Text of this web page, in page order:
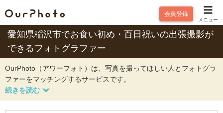
会員登録
メニュー
愛知県稲沢市でお食い初め・百日祝いの出張撮影が
できるフォトグラファー
OurPhoto（アワーフォト）は、写真を撮ってほしい人とフォトグラ
ファーをマッチングするサービスです。